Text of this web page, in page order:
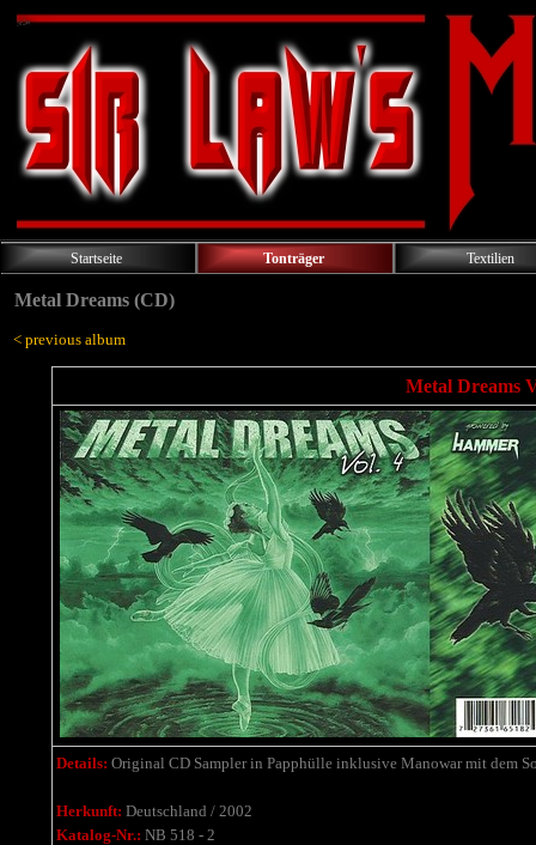
Startseite Tonträger Textilien
Metal Dreams (CD)
< previous album
Metal Dreams
Details: Original CD Sampler in Papphülle inklusive Manowar mit dem
Herkunft: Deutschland / 2002
Katalog-Nr.: NB 518 - 2